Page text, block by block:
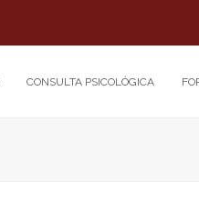
CONSULTA PSICOLÓGICA